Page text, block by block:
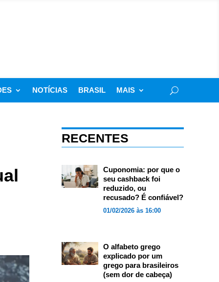
NOTÍCIAS BRASIL MAIS
RECENTES
Cuponomia: por que o
seu cashback foi
reduzido, ou
recusado? É confiável?
01/02/2026 às 16:00
O alfabeto grego
explicado por um
grego para brasileiros
(sem dor de cabeça)